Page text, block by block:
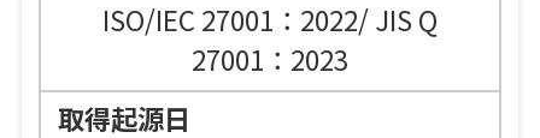
ISO/IEC 27001：2022/ JIS Q
27001：2023